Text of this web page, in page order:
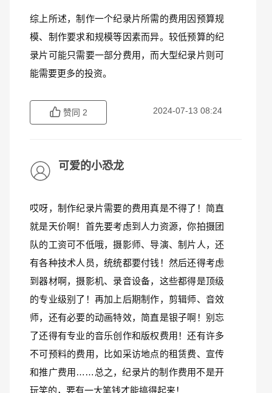
综上所述，制作一个纪录片所需的费用因预算规
模、制作要求和规模等因素而异。较低预算的纪
录片可能只需要一部分费用，而大型纪录片则可
能需要更多的投资。
赞同 2 2024-07-13 08:24
可爱的小恐龙
哎呀，制作纪录片需要的费用真是不得了！简直
就是天价啊！首先要考虑到人力资源，你拍摄团
队的工资可不低哦，摄影师、导演、制片人，还
有各种技术人员，统统都要付钱！然后还得考虑
到器材啊，摄影机、录音设备，这些都得是顶级
的专业级别了！再加上后期制作，剪辑师、音效
师，还有必要的动画特效，简直是银子啊！别忘
了还得有专业的音乐创作和版权费用！还有许多
不可预料的费用，比如采访地点的租赁费、宣传
和推广费用……总之，纪录片的制作费用不是开
玩笑的，要有一大笔钱才能搞得起来！